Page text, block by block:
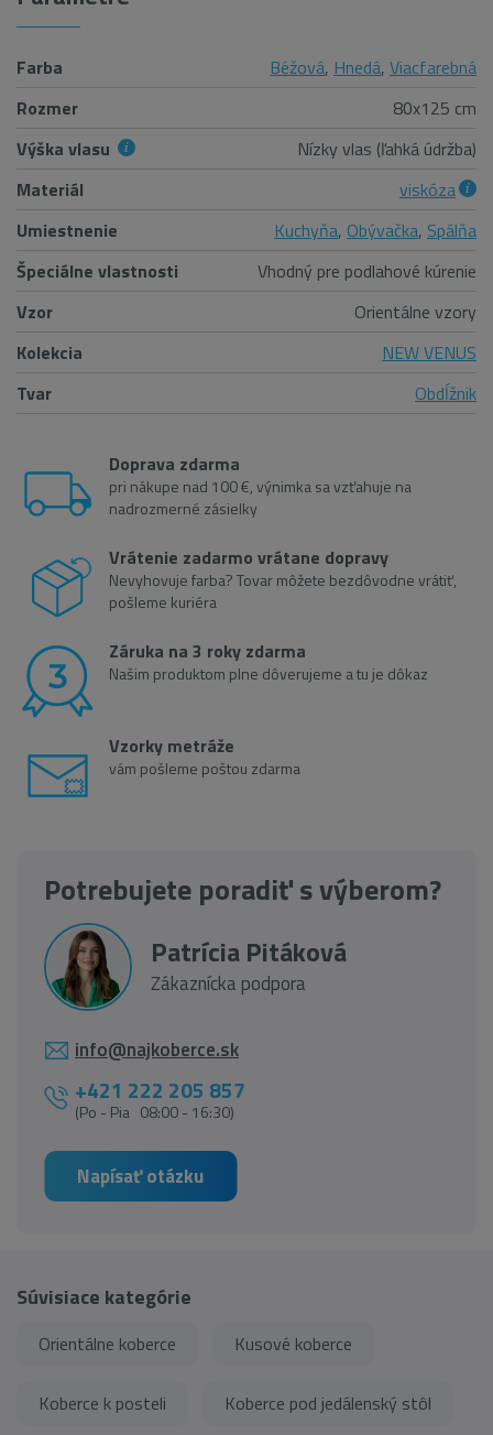
Farba Béžová, Hnedá, Viacfarebná
Rozmer
80x125 cm
Výška vlasu
Nízky vlas (ľahká údržba)
Materiál
viskóza
Umiestnenie
Kuchyňa, Obývačka, Spálňa
Špeciálne vlastnosti
Vhodný pre podlahové kúrenie
Vzor
Orientálne vzory
Kolekcia
NEW VENUS
Tvar
Obdĺžnik
Doprava zdarma
pri nákupe nad 100 €, výnimka sa vzťahuje na
nadrozmerné zásielky
Vrátenie zadarmo vrátane dopravy
Nevyhovuje farba? Tovar môžete bezdôvodne vrátiť,
pošleme kuriéra
Záruka na 3 roky zdarma
Našim produktom plne dôverujeme a tu je dôkaz
Vzorky metráže
vám pošleme poštou zdarma
Potrebujete poradiť s výberom?
Patrícia Pitáková
Zákaznícka podpora
info@najkoberce.sk
+421 222 205 857
(Po - Pia 08:00 - 16:30)
Napísať otázku
Súvisiace kategórie
Orientálne koberce Kusové koberce
Koberce k posteli Koberce pod jedálenský stôl